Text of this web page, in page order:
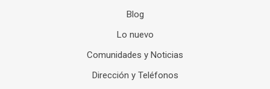
Blog
Lo nuevo
Comunidades y Noticias
Dirección y Teléfonos